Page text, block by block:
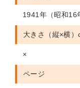
1941年（昭和16
大きさ（縦×横）
×
ページ